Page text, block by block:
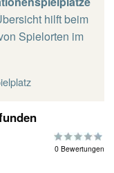
hilft beim
Spielorten im
0 Bewertungen